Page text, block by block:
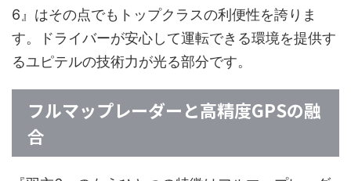
6』はその点でもトップクラスの利便性を誇りま
す。ドライバーが安心して運転できる環境を提供す
るユピテルの技術力が光る部分です。
フルマップレーダーと高精度GPSの融
合